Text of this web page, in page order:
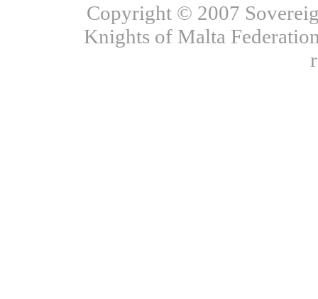
Copyright © 2007
Knights of Malta